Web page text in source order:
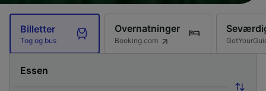
Billetter
Tog og bus
Overnatninger
Booking.com